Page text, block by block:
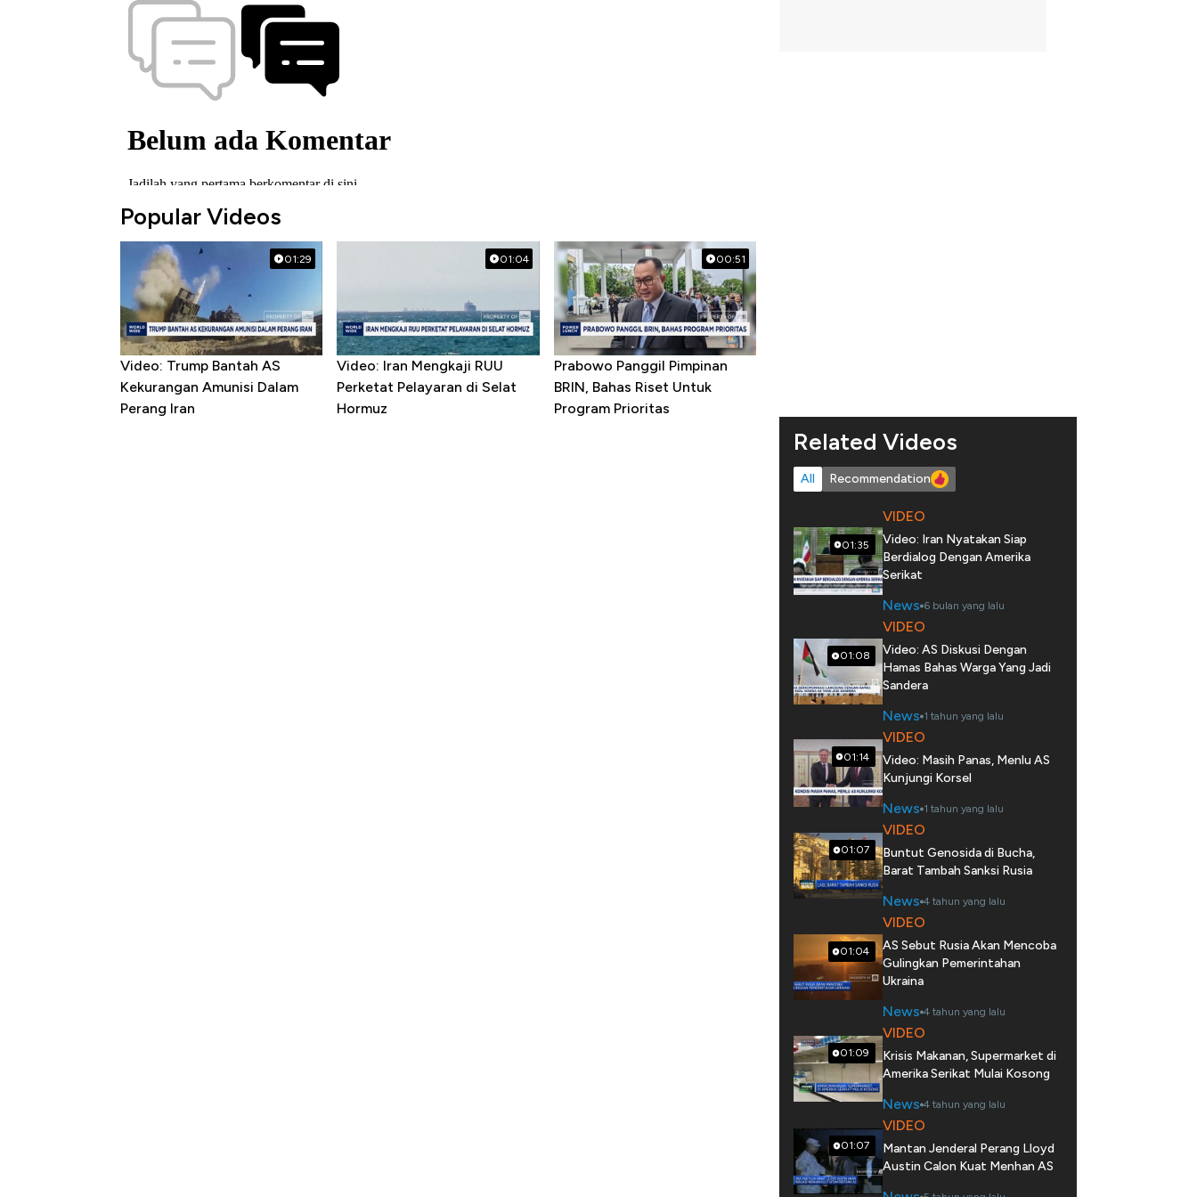
Popular Videos
01:29
Video: Trump Bantah AS
Kekurangan Amunisi Dalam
Perang Iran
01:04
Video: Iran Mengkaji RUU
Perketat Pelayaran di Selat
Hormuz
00:51
Prabowo Panggil Pimpinan
BRIN, Bahas Riset Untuk
Program Prioritas
Related Videos
All Recommendation
01:35
VIDEO
Video: Iran Nyatakan Siap
Berdialog Dengan Amerika
Serikat
News 6 bulan yang lalu
01:08
VIDEO
Video: AS Diskusi Dengan
Hamas Bahas Warga Yang Jadi
Sandera
News 1 tahun yang lalu
01:14
VIDEO
Video: Masih Panas, Menlu AS
Kunjungi Korsel
News 1 tahun yang lalu
01:07
VIDEO
Buntut Genosida di Bucha,
Barat Tambah Sanksi Rusia
News 4 tahun yang lalu
01:04
VIDEO
AS Sebut Rusia Akan Mencoba
Gulingkan Pemerintahan
Ukraina
News 4 tahun yang lalu
01:09
VIDEO
Krisis Makanan, Supermarket di
Amerika Serikat Mulai Kosong
News 4 tahun yang lalu
01:07
VIDEO
Mantan Jenderal Perang Lloyd
Austin Calon Kuat Menhan AS